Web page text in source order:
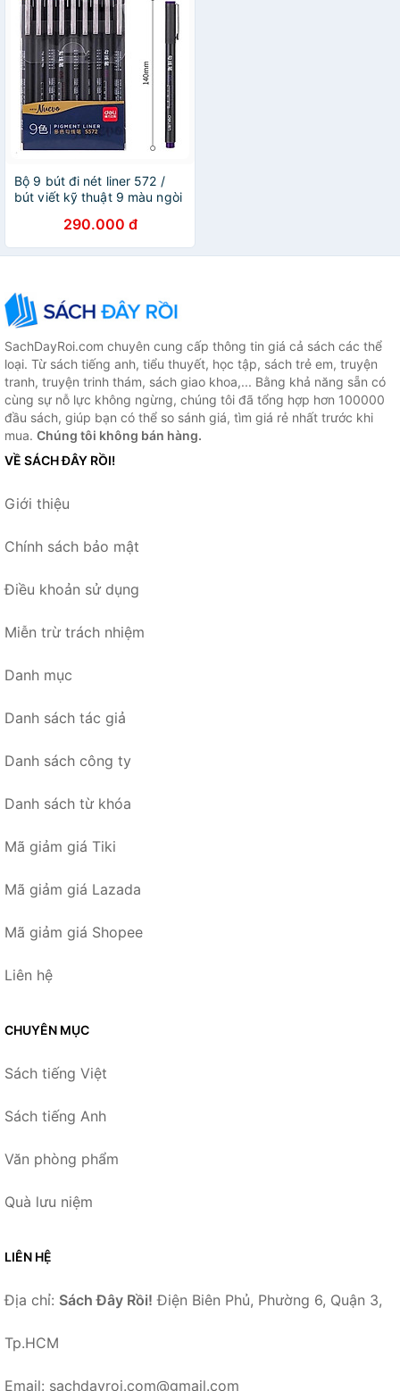
Bộ 9 bút đi nét liner 572 /
bút viết kỹ thuật 9 màu ngòi
290.000 đ
SachDayRoi.com chuyên cung cấp thông tin giá cả sách các thể
loại. Từ sách tiếng anh, tiểu thuyết, học tập, sách trẻ em, truyện
tranh, truyện trinh thám, sách giao khoa,... Bằng khả năng sẵn có
cùng sự nỗ lực không ngừng, chúng tôi đã tổng hợp hơn 100000
đầu sách, giúp bạn có thể so sánh giá, tìm giá rẻ nhất trước khi
mua. Chúng tôi không bán hàng.
VỀ SÁCH ĐÂY RỒI!
Giới thiệu
Chính sách bảo mật
Điều khoản sử dụng
Miễn trừ trách nhiệm
Danh mục
Danh sách tác giả
Danh sách công ty
Danh sách từ khóa
Mã giảm giá Tiki
Mã giảm giá Lazada
Mã giảm giá Shopee
Liên hệ
CHUYÊN MỤC
Sách tiếng Việt
Sách tiếng Anh
Văn phòng phẩm
Quà lưu niệm
LIÊN HỆ
Địa chỉ: Sách Đây Rồi! Điện Biên Phủ, Phường 6, Quận 3,
Tp.HCM
Email: sachdayroi.com@gmail.com